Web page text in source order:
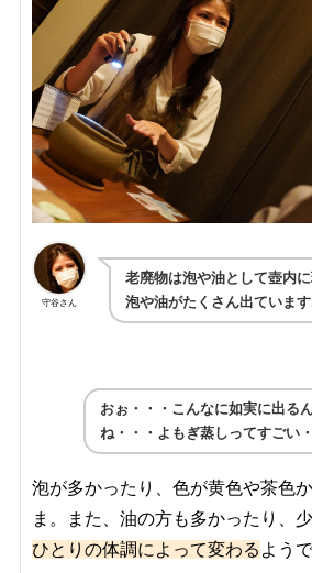
守谷さん
老廃物は泡や油として壺内に
泡や油がたくさん出ています
おぉ・・・こんなに如実に出る
ね・・・よもぎ蒸しってすごい・
泡が多かったり、色が黄色や茶色
ま。また、油の方も多かったり、
ひとりの体調によって変わる ようで